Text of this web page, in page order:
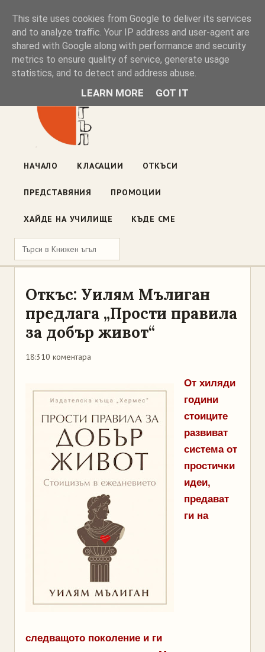
Книжен ъгъл
Блог на книжарницата — класации, откъси, нови книги
ул. „Оборище" 117, София· пон–пет 10:00–19:00 ·
НАЧАЛО КЛАСАЦИИ ОТКЪСИ
ПРЕДСТАВЯНИЯ ПРОМОЦИИ
ХАЙДЕ НА УЧИЛИЩЕ КЪДЕ СМЕ
Откъс: Уилям Мълиган
предлага „Прости правила
за добър живот“
18:310 коментара
От хиляди
години
стоиците
развиват
система от
простички
идеи,
предават
ги на
следващото поколение и ги
This site uses cookies from Google to deliver its services
and to analyze traffic. Your IP address and user-agent are
shared with Google along with performance and security
metrics to ensure quality of service, generate usage
statistics, and to detect and address abuse.
LEARN MORE GOT IT